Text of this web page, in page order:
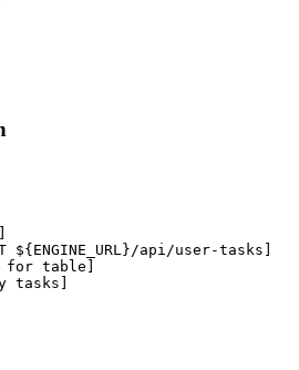
${ENGINE_URL}/api/user-tasks]
table]
tasks]